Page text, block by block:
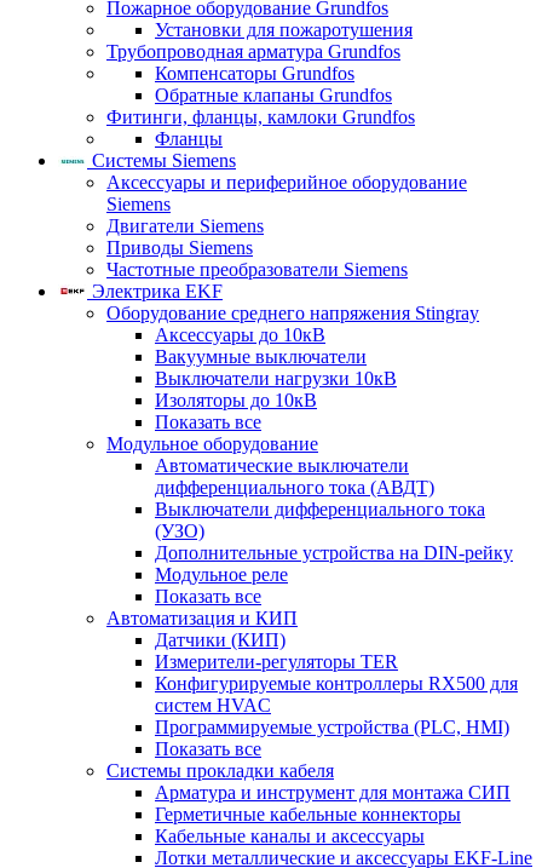
Пожарное оборудование Grundfos
Установки для пожаротушения
Трубопроводная арматура Grundfos
Компенсаторы Grundfos
Обратные клапаны Grundfos
Фитинги, фланцы, камлоки Grundfos
Фланцы
Системы Siemens
Аксессуары и периферийное оборудование
Siemens
Двигатели Siemens
Приводы Siemens
Частотные преобразователи Siemens
Электрика EKF
Оборудование среднего напряжения Stingray
Аксессуары до 10кВ
Вакуумные выключатели
Выключатели нагрузки 10кВ
Изоляторы до 10кВ
Показать все
Модульное оборудование
Автоматические выключатели
дифференциального тока (АВДТ)
Выключатели дифференциального тока
(УЗО)
Дополнительные устройства на DIN-рейку
Модульное реле
Показать все
Автоматизация и КИП
Датчики (КИП)
Измерители-регуляторы TER
Конфигурируемые контроллеры RX500 для
систем HVAC
Программируемые устройства (PLC, HMI)
Показать все
Системы прокладки кабеля
Арматура и инструмент для монтажа СИП
Герметичные кабельные коннекторы
Кабельные каналы и аксессуары
Лотки металлические и аксессуары EKF-Line